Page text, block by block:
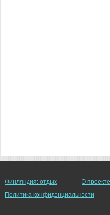
Финляндия: отдых О проекте
Политика конфиденциальности